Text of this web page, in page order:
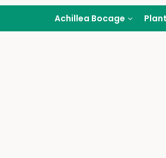
Achillea Bocage